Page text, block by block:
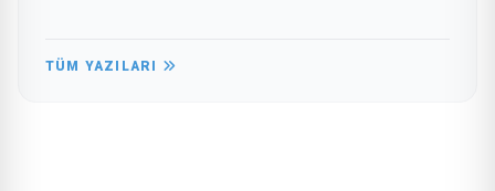
TÜM YAZILARI